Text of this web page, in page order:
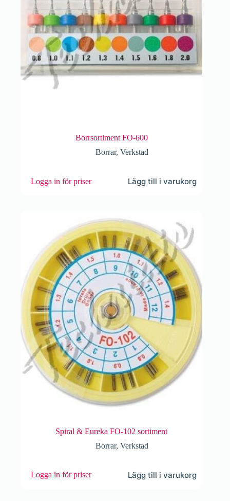
Borrsortiment FO-600
Borrar, Verkstad
Logga in för priser Lägg till i varukorg
Spiral & Eureka FO-102 sortiment
Borrar, Verkstad
Logga in för priser Lägg till i varukorg